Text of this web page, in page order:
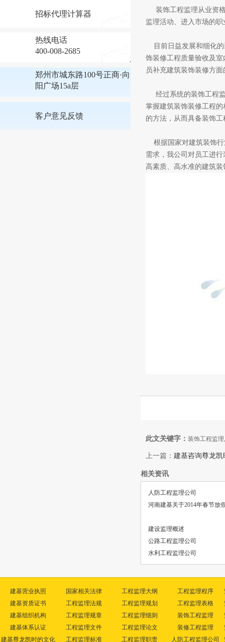
招标代理计算器
热线电话
400-008-2685
郑州市城东路100号正商·向
阳广场15a层
客户意见反馈
装饰工程监理从业资格
监理活动、进入市场的
目前日益发展和细化的
饰装修工程质量验收及
员补充建筑装饰装修方
经过系统的装饰工程监
掌握建筑装饰装修工程
的方法，从而具备装饰
根据国家对建筑装饰行
需求，我公司对员工进
高素质、高水准的建筑
此文关键字： 装饰工程监
上一篇： 建基咨询尊龙凯
相关资讯
人防工程监理公司
河南建基关于2014年春节放
建设监理概述
公路工程监理公司
水利工程监理公司
建基营业执照
建基资质证书
建基组织机构
建基体系认证
建基尊龙凯时的文化
国家相关法律
工程监理法规
工程监理规章
工程监理文件
工程监理标准
工程监理大纲
工程监理规划
工程监理细则
工程监理论文
工程监理职责
工程监理程序
工程监理表格
装饰工程监理
装修工程监理
人防工程监理公司